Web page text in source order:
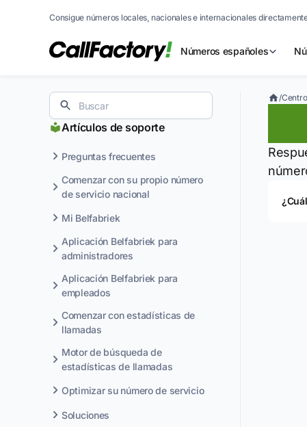
Consigue números locales, nacionales e internacionales
Números españoles
Artículos de soporte
Preguntas frecuentes
Comenzar con su propio número
de servicio nacional
Mi Belfabriek
Aplicación Belfabriek para
administradores
Aplicación Belfabriek para
empleados
Comenzar con estadísticas de
llamadas
Motor de búsqueda de
estadísticas de llamadas
Optimizar su número de servicio
Soluciones
/